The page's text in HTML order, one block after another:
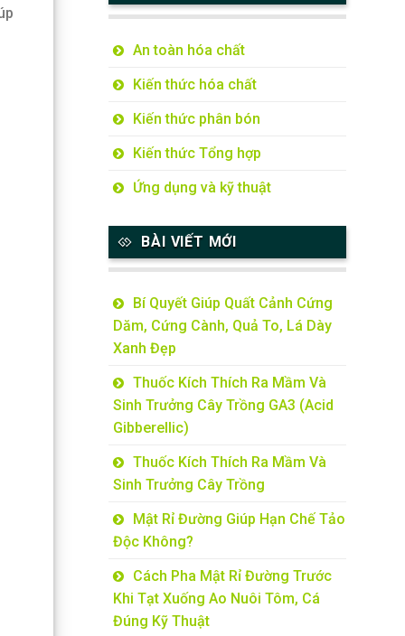
An toàn hóa chất
Kiến thức hóa chất
Kiến thức phân bón
Kiến thức Tổng hợp
Ứng dụng và kỹ thuật
BÀI VIẾT MỚI
Bí Quyết Giúp Quất Cảnh Cứng
Dăm, Cứng Cành, Quả To, Lá Dày
Xanh Đẹp
Thuốc Kích Thích Ra Mầm Và
Sinh Trưởng Cây Trồng GA3 (Acid
Gibberellic)
Thuốc Kích Thích Ra Mầm Và
Sinh Trưởng Cây Trồng
Mật Rỉ Đường Giúp Hạn Chế Tảo
Độc Không?
Cách Pha Mật Rỉ Đường Trước
Khi Tạt Xuống Ao Nuôi Tôm, Cá
Đúng Kỹ Thuật